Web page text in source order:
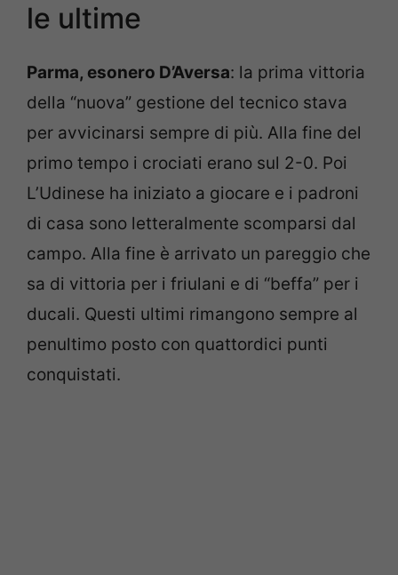
le ultime
Parma, esonero D’Aversa: la prima vittoria
della “nuova” gestione del tecnico stava
per avvicinarsi sempre di più. Alla fine del
primo tempo i crociati erano sul 2-0. Poi
L’Udinese ha iniziato a giocare e i padroni
di casa sono letteralmente scomparsi dal
campo. Alla fine è arrivato un pareggio che
sa di vittoria per i friulani e di “beffa” per i
ducali. Questi ultimi rimangono sempre al
penultimo posto con quattordici punti
conquistati.